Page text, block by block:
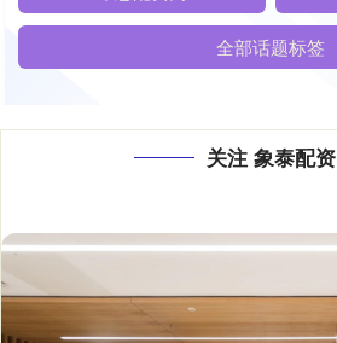
全部话题标签
关注 象泰配资